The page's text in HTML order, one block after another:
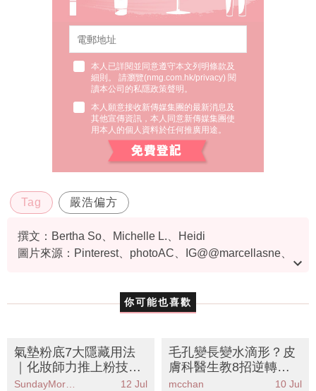
本人已詳閱並同意遵守本文列明條款及
細則。 請瀏覽(nmg.com.hk/privacy) 閱
讀本公司的私隱政策聲明。
本人願意接收新傳媒集團的最新消息及
其他宣傳資訊，本人同意新傳媒集團使
用本人的個人資料於任何推廣用途。
Tag 嚴浩偏方
撰文：Bertha So、Michelle L.、Heidi
圖片來源：Pinterest、photoAC、IG@@marcellasne、
你可能也喜歡
氣墊粉底7大隱藏用法
｜化妝師力推上粉技巧
造就透薄細緻原生肌！
SundayMore編輯部 12 Jul
毛孔變長變水滴形？皮
膚科醫生教8招逆轉
「膠原流失型毛孔」丨
mcchan 10 Jul